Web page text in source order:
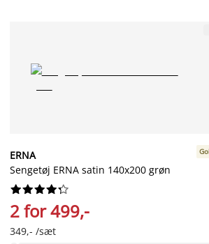
ERNA
Sengetøj ERNA satin 140x200 grøn






2 for 499,-
349,- /sæt